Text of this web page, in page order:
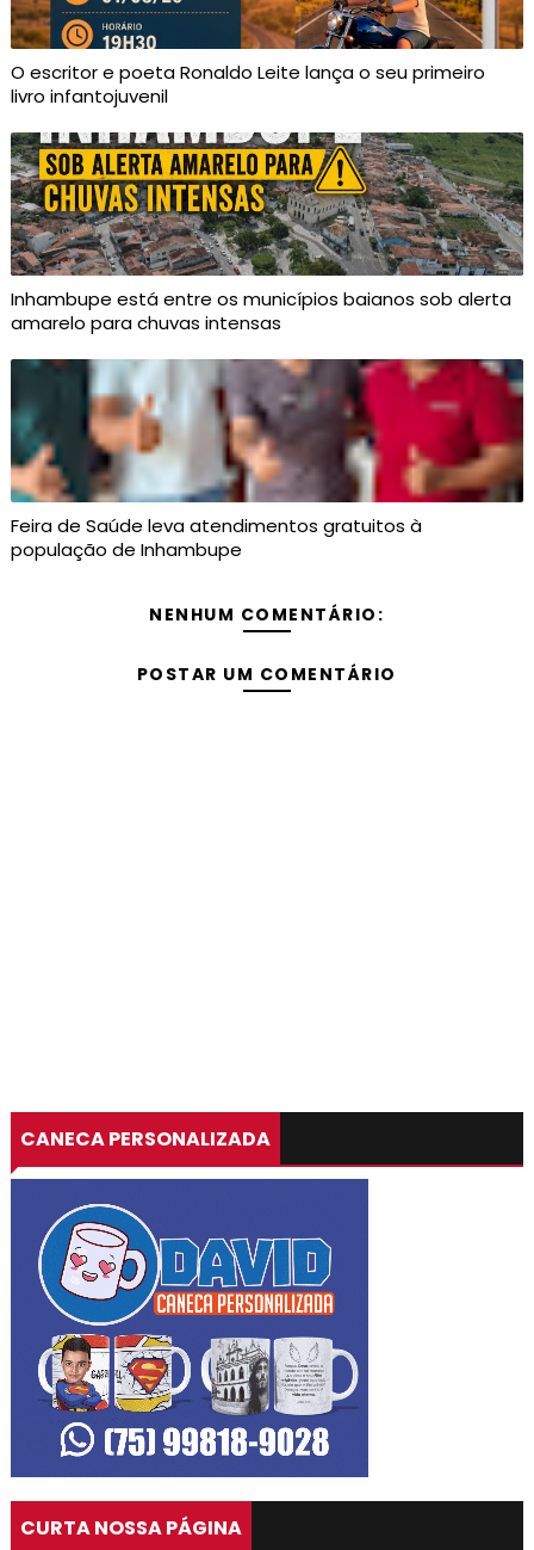
O escritor e poeta Ronaldo Leite lança o seu primeiro
livro infantojuvenil
Inhambupe está entre os municípios baianos sob alerta
amarelo para chuvas intensas
Feira de Saúde leva atendimentos gratuitos à
população de Inhambupe
NENHUM COMENTÁRIO:
POSTAR UM COMENTÁRIO
CANECA PERSONALIZADA
CURTA NOSSA PÁGINA